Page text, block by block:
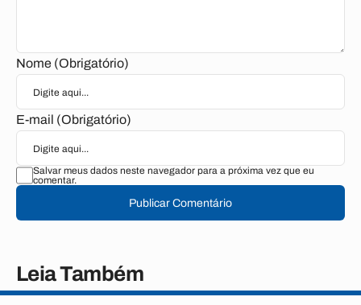
Nome (Obrigatório)
E-mail (Obrigatório)
Salvar meus dados neste navegador para a próxima vez que eu
comentar.
Publicar Comentário
Leia Também